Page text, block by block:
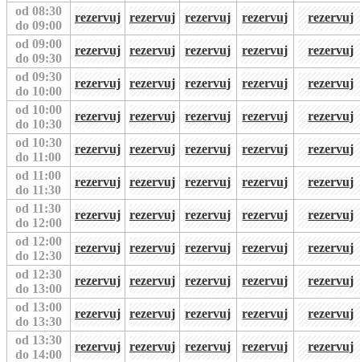
od 08:30
do 09:00
rezervuj rezervuj rezervuj rezervuj
rezervuj
od 09:00
do 09:30
rezervuj rezervuj rezervuj rezervuj
rezervuj
od 09:30
do 10:00
rezervuj rezervuj rezervuj rezervuj
rezervuj
od 10:00
do 10:30
rezervuj rezervuj rezervuj rezervuj
rezervuj
od 10:30
do 11:00
rezervuj rezervuj rezervuj rezervuj
rezervuj
od 11:00
do 11:30
rezervuj rezervuj rezervuj rezervuj
rezervuj
od 11:30
do 12:00
rezervuj rezervuj rezervuj rezervuj
rezervuj
od 12:00
do 12:30
rezervuj rezervuj rezervuj rezervuj
rezervuj
od 12:30
do 13:00
rezervuj rezervuj rezervuj rezervuj
rezervuj
od 13:00
do 13:30
rezervuj rezervuj rezervuj rezervuj
rezervuj
od 13:30
do 14:00
rezervuj rezervuj rezervuj rezervuj
rezervuj